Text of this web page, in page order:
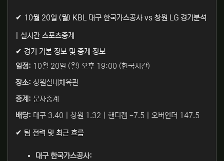
✔ 10월 20일 (월) KBL 대구 한국가스공사 vs 창원 LG 경기분석
| 실시간 스포츠중계
✔ 경기 기본 정보 및 중계 정보
일정: 10월 20일 (월) 오후 19:00 (한국시간)
장소: 창원실내체육관
중계: 문자중계
배당: 대구 3.40 | 창원 1.32 | 핸디캡 -7.5 | 오버언더 147.5
✔ 팀 전력 및 최근 흐름
대구 한국가스공사: